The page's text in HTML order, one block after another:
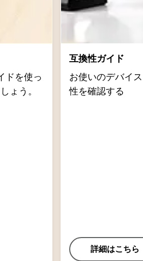
ドを使っ
ょう。
互換性ガイド
お使いのデバイ
性を確認する
詳細はこちら